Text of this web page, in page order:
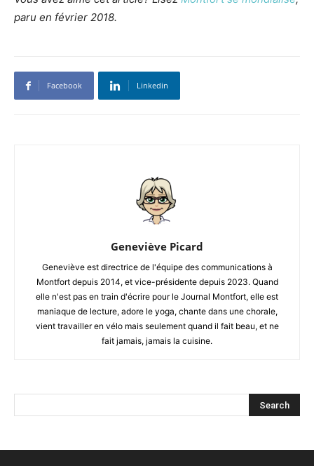
paru en février 2018.
Facebook Linkedin
Geneviève Picard
Geneviève est directrice de l'équipe des communications à
Montfort depuis 2014, et vice-présidente depuis 2023. Quand
elle n'est pas en train d'écrire pour le Journal Montfort, elle est
maniaque de lecture, adore le yoga, chante dans une chorale,
vient travailler en vélo mais seulement quand il fait beau, et ne
fait jamais, jamais la cuisine.